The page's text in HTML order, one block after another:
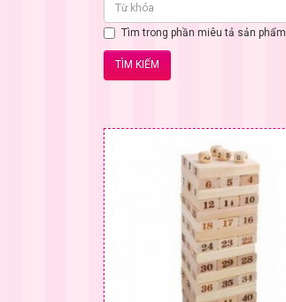
Tìm trong phần miêu tả sản phẩm